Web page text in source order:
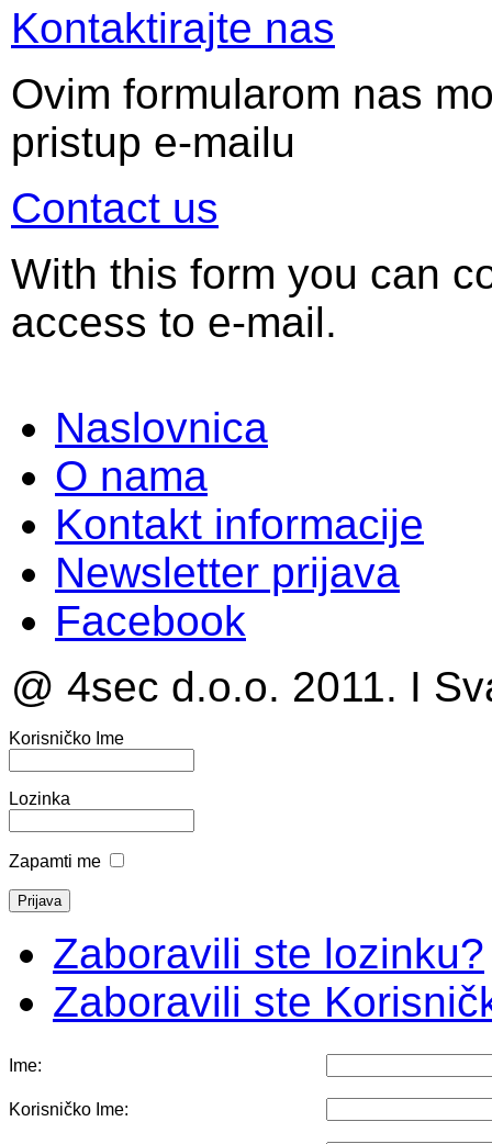
Kontaktirajte nas
Ovim formularom nas
pristup e-mailu
Contact us
With this form you can
access to e-mail.
Naslovnica
O nama
Kontakt informacije
Newsletter prijava
Facebook
@ 4sec d.o.o. 2011. I
Korisničko Ime
Lozinka
Zapamti me
Zaboravili ste lozinku?
Zaboravili ste
Ime:
Korisničko Ime: